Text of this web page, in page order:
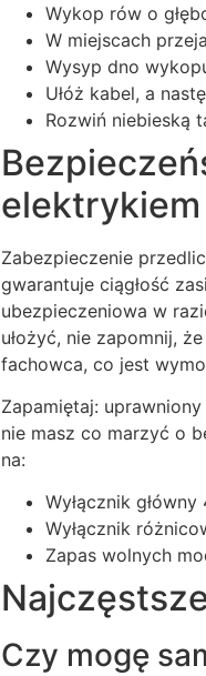
Wykop rów o
W miejscach
Wysyp dno
Ułóż kabel, a
Rozwiń niebieską
elektrykiem
Zabezpieczenie
gwarantuje ciągłość
ubezpieczeniowa w
ułożyć, nie zapomnij,
fachowca, co jest
Zapamiętaj:
nie masz co marzyć o
na:
Wyłącznik główny
Wyłącznik
Zapas wolnych
Czy mogę